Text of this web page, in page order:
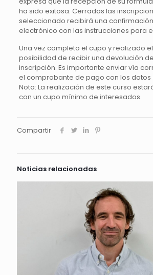
ha sido exitosa. Cerradas las
seleccionado recibirá una
electrónico con las instrucciones para
Una vez completo el cupo y realizado
posibilidad de recibir una devolución
inscripción. Es importante enviar vía
el comprobante de pago con los datos
Nota: La realización de este curso
con un cupo mínimo de interesados.
Compartir
Noticias relacionadas